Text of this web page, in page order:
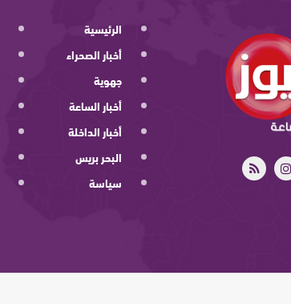
الرئيسية
أخبار الصحراء
جهوية
أخبار الساعة
أخبار الداخلة
البحر بريس
سياسة